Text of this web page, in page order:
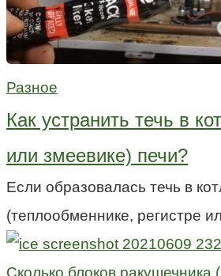
Разное
Как устранить течь в
или змеевике) печи?
Если образовалась течь в
(теплообменнике, регистре